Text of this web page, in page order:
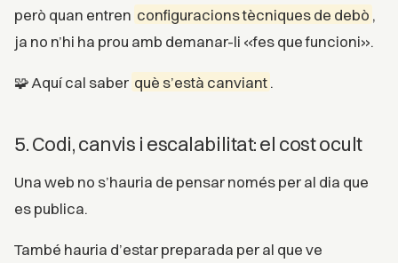
però quan entren configuracions tècniques de debò ,
ja no n’hi ha prou amb demanar-li «fes que funcioni».
🧩 Aquí cal saber què s’està canviant.
5. Codi, canvis i escalabilitat: el cost ocult
Una web no s’hauria de pensar només per al dia que
es publica.
També hauria d’estar preparada per al que ve